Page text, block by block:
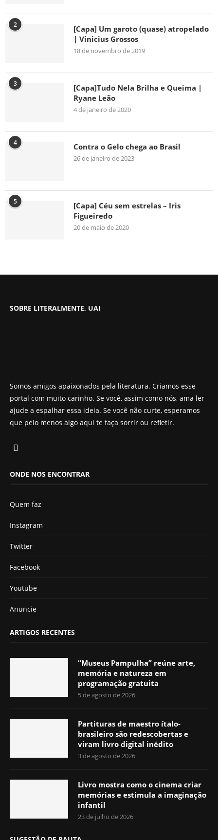
2
[Capa] Um garoto (quase) atropelado
| Vinicius Grossos
18 de novembro de 2019
3
[Capa]Tudo Nela Brilha e Queima |
Ryane Leão
4 de janeiro de 2020
4 Contra o Gelo chega ao Brasil
26 de janeiro de 2023
5
[Capa] Céu sem estrelas – Iris
Figueiredo
20 de maio de 2020
SOBRE LITERALMENTE, UAI
Somos amigos apaixonados pela literatura. Criamos esse
portal com muito carinho. Se você, assim como nós, ama ler
ajude a espalhar essa ideia. Se você não curte, esperamos
que pelo menos algo aqui te faça sorrir ou refletir.
ONDE NOS ENCONTRAR
Quem faz
Instagram
Twitter
Facebook
Youtube
Anuncie
ARTIGOS RECENTES
“Museus Pampulha” reúne arte,
memória e natureza em
programação gratuita
5 de agosto de 2026
Partituras de maestro ítalo-
brasileiro são redescobertas e
viram livro digital inédito
3 de agosto de 2026
Livro mostra como o cinema criar
memórias e estimula a imaginação
infantil
23 de julho de 2026